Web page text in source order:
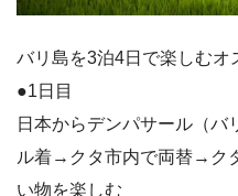
バリ島を3泊4日で楽しむオ
●1日目
日本からデンパサール（
ル着→クタ市内で両替→ク
い物を楽しむ